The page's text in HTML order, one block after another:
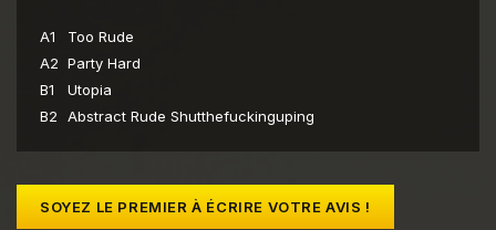
A1
Too Rude
A2 Party Hard
B1
Utopia
B2
Abstract Rude Shutthefuckinguping
SOYEZ LE PREMIER À ÉCRIRE VOTRE AVIS !